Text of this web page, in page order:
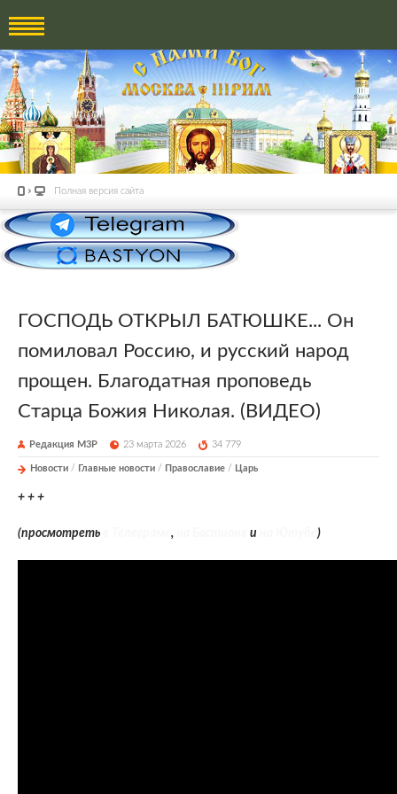
Полная версия сайта
ГОСПОДЬ ОТКРЫЛ БАТЮШКЕ... Он
помиловал Россию, и русский народ
прощен. Благодатная проповедь
Старца Божия Николая. (ВИДЕО)
Редакция М3Р 23 марта 2026 34 779
Новости / Главные новости / Православие / Царь
+ + +
(просмотреть , и )